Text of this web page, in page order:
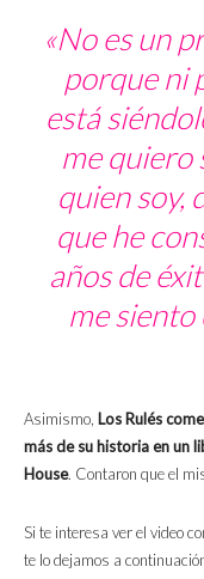
«No es un
porque ni
está
me quiero
quien soy,
que he
años de
me
Asimismo, Los Rulés
más de su historia en un
House. Contaron que el
Si te interesa ver el video
te lo dejamos a